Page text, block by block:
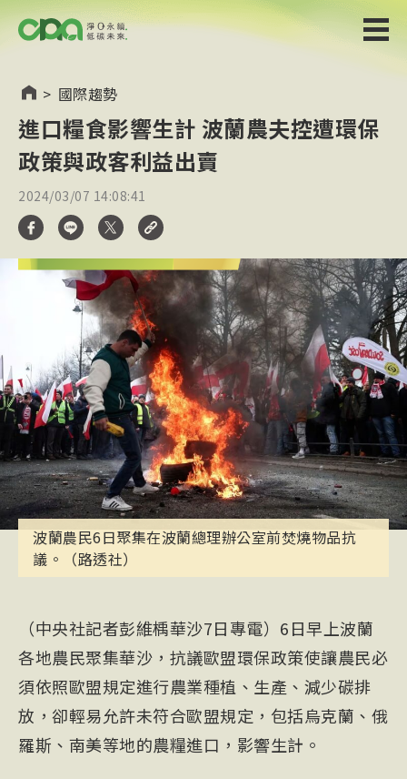
> 國際趨勢
進口糧食影響生計 波蘭農夫控遭環保
政策與政客利益出賣
2024/03/07 14:08:41
波蘭農民6日聚集在波蘭總理辦公室前焚燒物品抗
議。（路透社）
（中央社記者彭維楀華沙7日專電）6日早上波蘭
各地農民聚集華沙，抗議歐盟環保政策使讓農民必
須依照歐盟規定進行農業種植、生產、減少碳排
放，卻輕易允許未符合歐盟規定，包括烏克蘭、俄
羅斯、南美等地的農糧進口，影響生計。